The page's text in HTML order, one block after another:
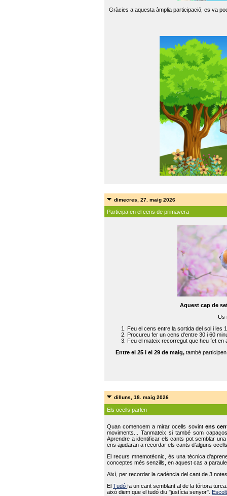
Gràcies a aquesta àmplia participació, es va
dimecres, 27. maig 2026
Participa en el cens de primavera
Aquest cap de
Us
Feu el cens entre la sortida del sol i les
Procureu fer un cens d'entre 30 i 60
Feu el mateix recorregut que heu fet en
Entre el 25 i el 29 de maig, també
dilluns, 18. maig 2026
Els ocells parlen
Quan comencem a mirar ocells sovint ens
moviments... Tanmateix si també som
Aprendre a identificar els cants pot semblar
ens ajudaran a recordar els cants d’alguns
El recurs mnemotècnic, és una tècnica
conceptes més senzills, en aquest cas a
Així, per recordar la cadència del cant de 3
ElTudófa un cant semblant al de la tórtora
això diem que el tudó diu "justícia senyor".